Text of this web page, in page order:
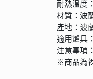
耐熱溫度
材質：波
產地：波
適用爐具
注意事項
※商品為